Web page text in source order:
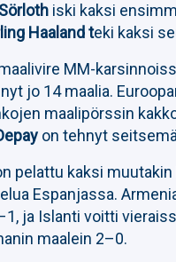
iski kaksi
Haaland teki kaksi
MM-
jo 14 maalia.
maalipörssin
on tehnyt
pelattu kaksi muutakin
Espanjassa.
ja Islanti voitti
maalein 2–0.